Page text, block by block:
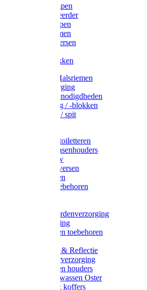
Warmtelampen
Staartcoupeerder
Biggenkappen
Neuskrammen
Varken diversen
Varkensbakken
Halsters / Halsriemen
Hoefverzorging
Lammer benodigdheden
Ramdektuig / -blokken
Vastzetpen / spit
Poetsen & toiletteren
Zadel-/Trensenhouders
Halstertouw
Halsters diversen
Hoofdstellen
Zadel & toebehoren
Rapide paardenverzorging
Ruiter kleding
Hoofdstellen toebehoren
Verlichting & Reflectie
Rapide leerverzorging
Likstenen en houders
Poetsen & wassen Oster
Poetssets & koffers